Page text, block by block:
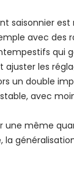
saisonnier
avec des
qui
les
un double
avec
une même
la